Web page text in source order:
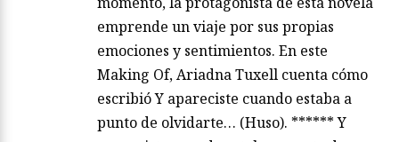
emprende un viaje por sus propias
emociones y sentimientos. En este
Making Of, Ariadna Tuxell cuenta cómo
escribió Y apareciste cuando estaba a
punto de olvidarte… (Huso). ****** Y